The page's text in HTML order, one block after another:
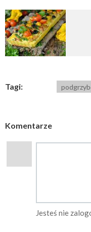
Tagi:
Komentarze
Jesteś nie